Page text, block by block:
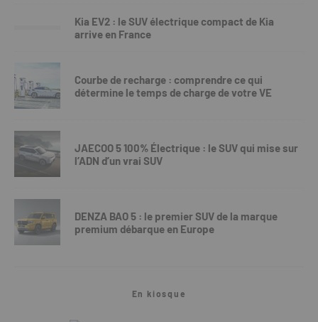
Kia EV2 : le SUV électrique compact de Kia
arrive en France
Courbe de recharge : comprendre ce qui
détermine le temps de charge de votre VE
JAECOO 5 100% Électrique : le SUV qui mise sur
l’ADN d’un vrai SUV
DENZA BAO 5 : le premier SUV de la marque
premium débarque en Europe
En kiosque